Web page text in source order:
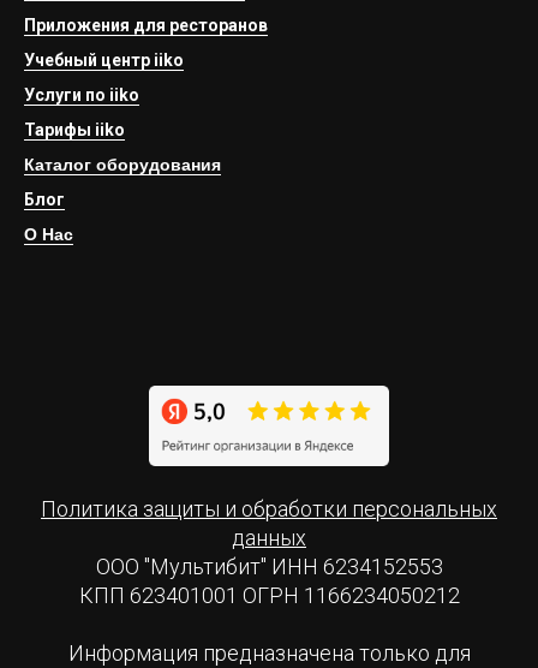
Приложения для ресторанов
Учебный центр iiko
Услуги по iiko
Тарифы iiko
Каталог оборудования
Блог
О Нас
Политика защиты и обработки персональных
данных
ООО "Мультибит" ИНН 6234152553
КПП 623401001 ОГРН 1166234050212
Информация предназначена только для